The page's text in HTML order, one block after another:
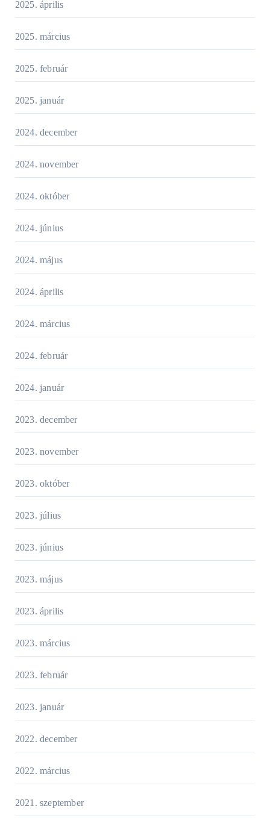
2025. április
2025. március
2025. február
2025. január
2024. december
2024. november
2024. október
2024. június
2024. május
2024. április
2024. március
2024. február
2024. január
2023. december
2023. november
2023. október
2023. július
2023. június
2023. május
2023. április
2023. március
2023. február
2023. január
2022. december
2022. március
2021. szeptember